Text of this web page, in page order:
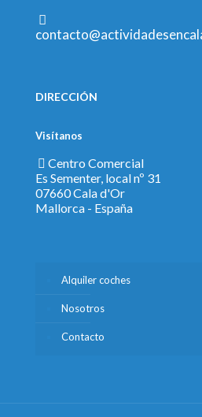
DIRECCIÓN
Visítanos
Centro Comercial
Es Sementer, local nº 31
07660 Cala d'Or
Mallorca - España
Alquiler coches
Nosotros
Contacto